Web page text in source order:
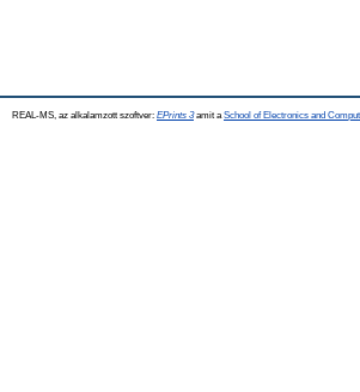
REAL-MS, az alkalamzott szoftver: EPrints 3amit a School of Electronics and